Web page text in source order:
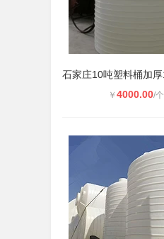
￥ 4000.00/个